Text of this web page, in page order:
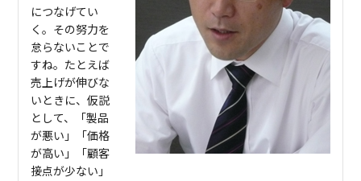
につなげてい
く。その努力を
怠らないことで
すね。たとえば
売上げが伸びな
いときに、仮説
として、「製品
が悪い」「価格
が高い」「顧客
接点が少ない」